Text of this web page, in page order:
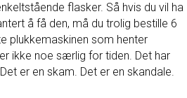
flasker. Så hvis du vil ha
å få den, må du trolig bestille 6
plukkemaskinen som henter
ikke noe særlig for tiden. Det har
er en skam. Det er en skandale.